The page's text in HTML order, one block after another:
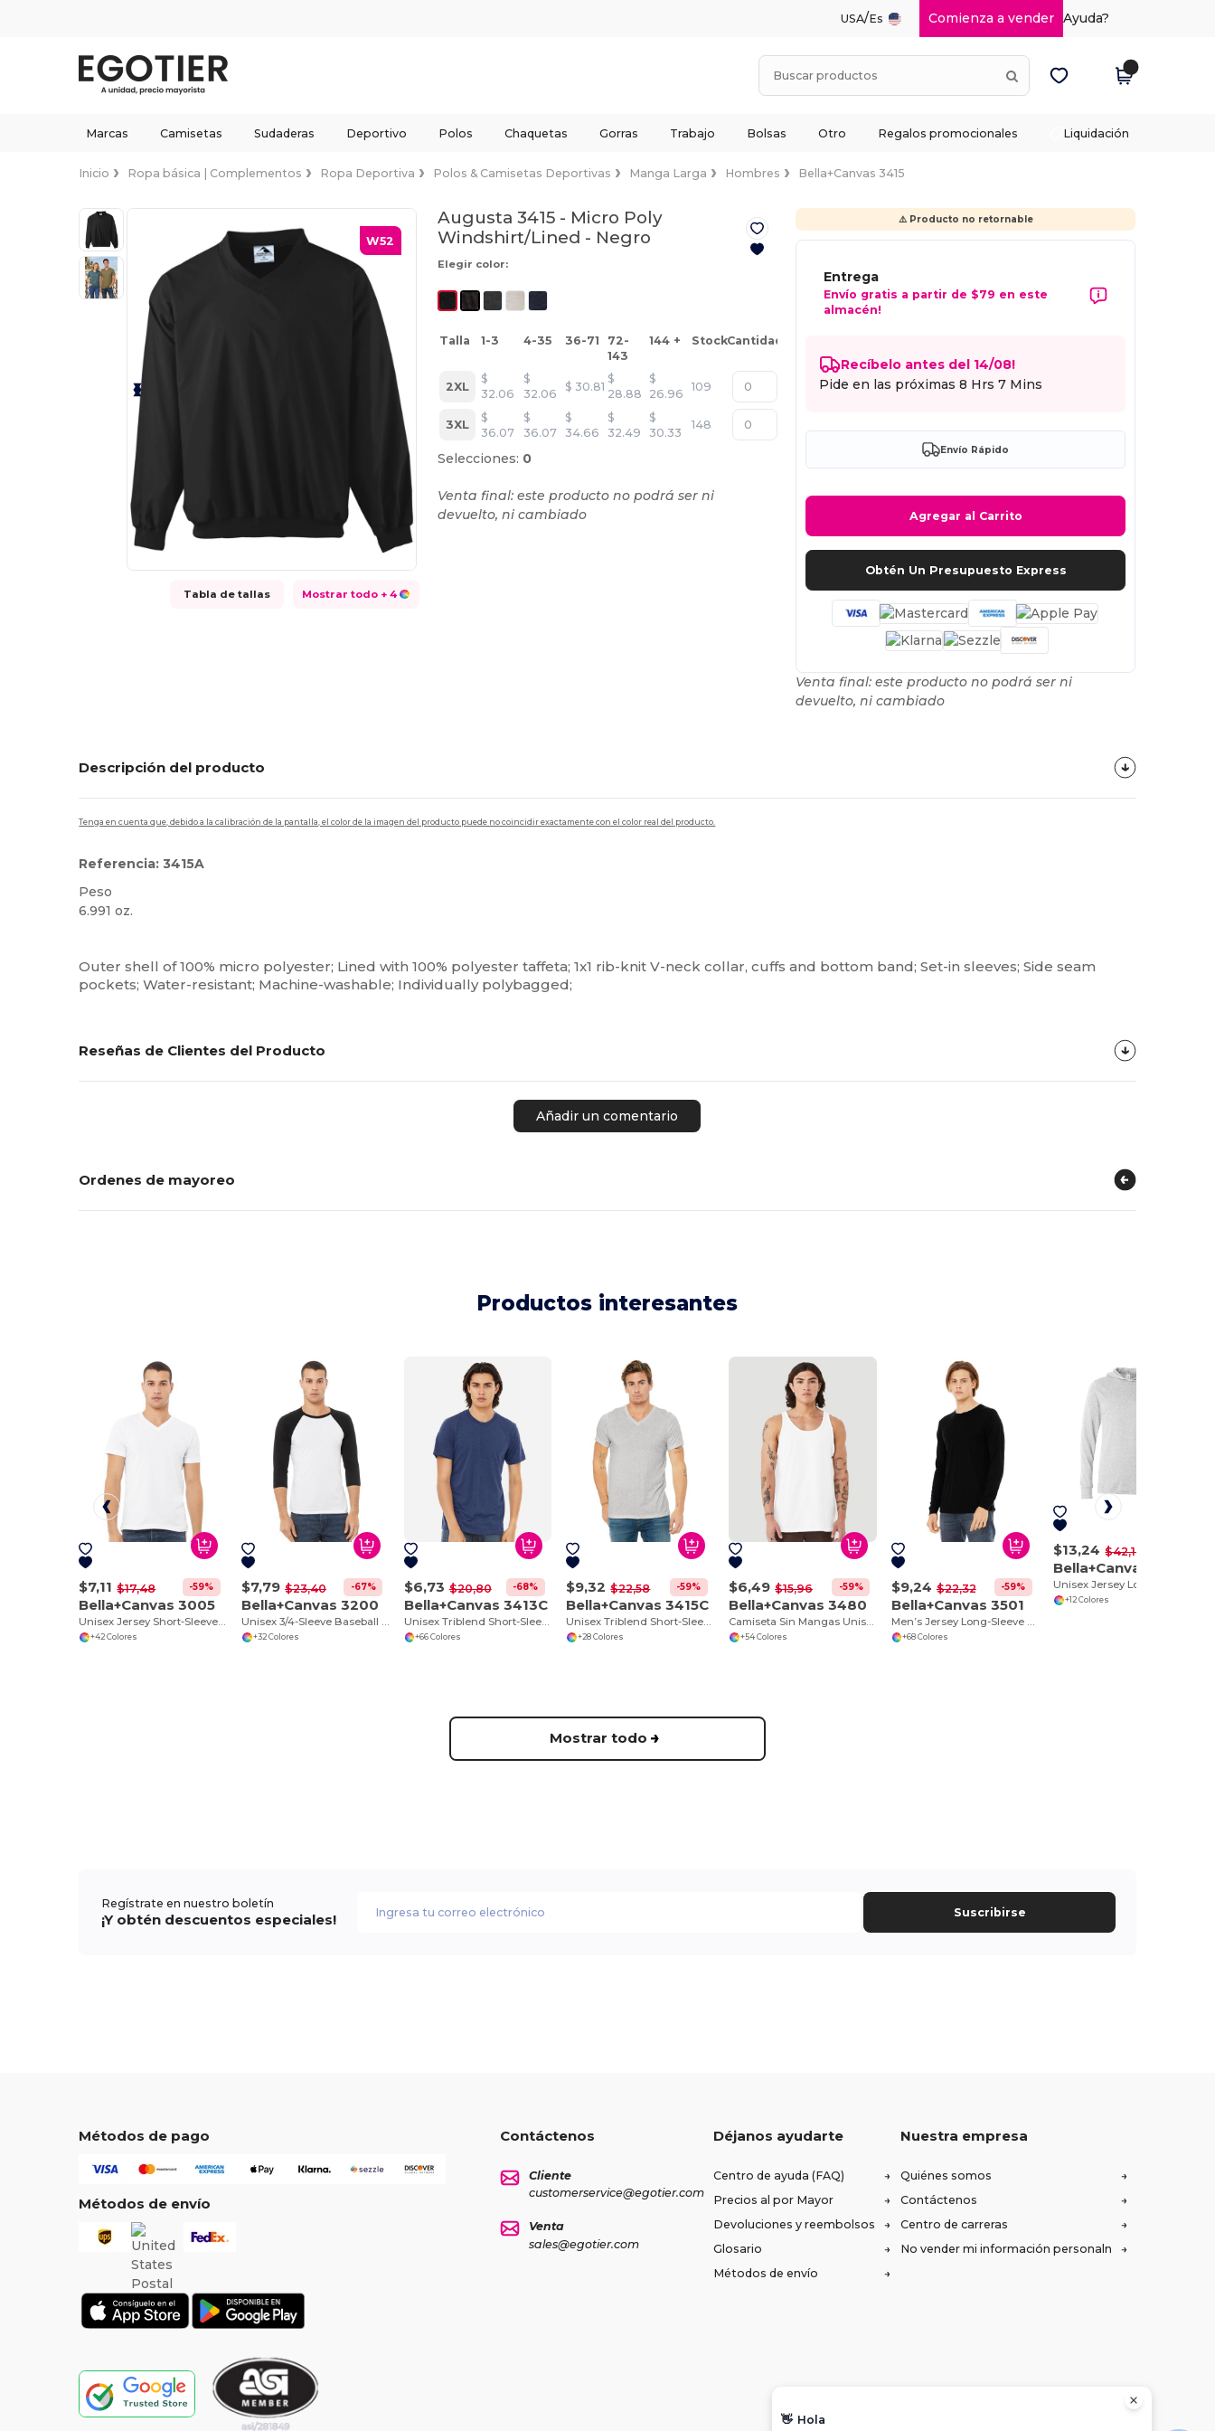
USA/Es Comienza a vender Ayuda?
Marcas Camisetas Sudaderas Deportivo Polos Chaquetas Gorras Trabajo Bolsas Otro Regalos promocionales Liquidación
Inicio Ropa básica | Complementos Ropa Deportiva Polos & Camisetas Deportivas Manga Larga Hombres Bella+Canvas 3415
W52
Tabla de tallas Mostrar todo + 4
Augusta 3415 - Micro Poly
Windshirt/Lined - Negro
Elegir color:
Talla 1-3 4-35 36-71
72-
143
144 + StockCantidad
2XL
$
32.06
$
32.06
$ 30.81
$
28.88
$
26.96
109
3XL
$
36.07
$
36.07
$
34.66
$
32.49
$
30.33
148
Selecciones: 0
Venta final: este producto no podrá ser ni
devuelto, ni cambiado
⚠️ Producto no retornable
Entrega
Envío gratis a partir de $79 en este
almacén!
Recíbelo antes del 14/08!
Pide en las próximas8 Hrs 7 Mins
Envío Rápido
Agregar al Carrito
Obtén Un Presupuesto Express
Venta final: este producto no podrá ser ni
devuelto, ni cambiado
Descripción del producto
Tenga en cuenta que, debido a la calibración de la pantalla, el color de la imagen del producto puede no coincidir exactamente con el color real del producto.
Referencia: 3415A
Peso
6.991 oz.
Outer shell of 100% micro polyester; Lined with 100% polyester taffeta; 1x1 rib-knit V-neck collar, cuffs and bottom band; Set-in sleeves; Side seam
pockets; Water-resistant; Machine-washable; Individually polybagged;
Reseñas de Clientes del Producto
Añadir un comentario
Ordenes de mayoreo
Productos interesantes
$7,11 $17,48 -59%
Bella+Canvas 3005
+42 Colores
$7,79 $23,40 -67%
Bella+Canvas 3200
+32 Colores
$6,73 $20,80 -68%
Bella+Canvas 3413C
Unisex Triblend Short-Sleeve T-Shirt
+66 Colores
$9,32 $22,58 -59%
Bella+Canvas 3415C
+28 Colores
$6,49 $15,96 -59%
Bella+Canvas 3480
+54 Colores
$9,24 $22,32 -59%
Bella+Canvas 3501
+68 Colores
$13,24 $42,10
Bella+Canvas 3512
+12 Colores
Mostrar todo
Regístrate en nuestro boletín
¡Y obtén descuentos especiales! Suscribirse
Métodos de pago
Métodos de envío
Contáctenos
Cliente
customerservice@egotier.com
Venta
sales@egotier.com
Déjanos ayudarte
Centro de ayuda (FAQ)
Precios al por Mayor
Devoluciones y reembolsos
Glosario
Métodos de envío
Nuestra empresa
Quiénes somos
Contáctenos
Centro de carreras
No vender mi información personaln
👋 Hola